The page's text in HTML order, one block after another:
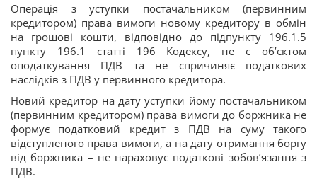
Операція з уступки постачальником (первинним
кредитором) права вимоги новому кредитору в обмін
на грошові кошти, відповідно до підпункту 196.1.5
пункту 196.1 статті 196 Кодексу, не є об’єктом
оподаткування ПДВ та не спричиняє податкових
наслідків з ПДВ у первинного кредитора.
Новий кредитор на дату уступки йому постачальником
(первинним кредитором) права вимоги до боржника не
формує податковий кредит з ПДВ на суму такого
відступленого права вимоги, а на дату отримання боргу
від боржника – не нараховує податкові зобов’язання з
ПДВ.